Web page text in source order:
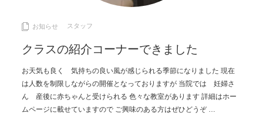
お知らせ スタッフ
クラスの紹介コーナーできました
お天気も良く 気持ちの良い風が感じられる季節になりました 現在
は人数を制限しながらの開催となっておりますが 当院では 妊婦さ
ん 産後に赤ちゃんと受けられる 色々な教室があります 詳細はホー
ムページに載せていますので ご興味のある方はぜひどうぞ …